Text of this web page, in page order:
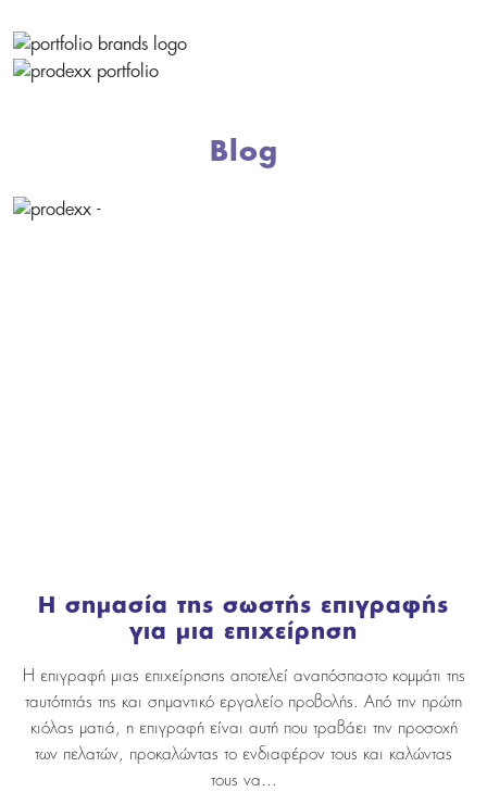
Blog
διαφημιστική εταιρία Blog - Η σημασία της σωστής επιγραφής
Η σημασία της σωστής επιγραφής
για μια επιχείρηση
Η επιγραφή μιας επιχείρησης αποτελεί αναπόσπαστο κομμάτι της
ταυτότητάς της και σημαντικό εργαλείο προβολής. Από την πρώτη
κιόλας ματιά, η επιγραφή είναι αυτή που τραβάει την προσοχή
των πελατών, προκαλώντας το ενδιαφέρον τους και καλώντας
τους να...